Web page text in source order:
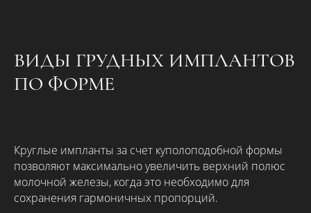
ВИДЫ ГРУДНЫХ ИМПЛАНТОВ
ПО ФОРМЕ
Круглые импланты за счет куполоподобной формы
позволяют максимально увеличить верхний полюс
молочной железы, когда это необходимо для
сохранения гармоничных пропорций.